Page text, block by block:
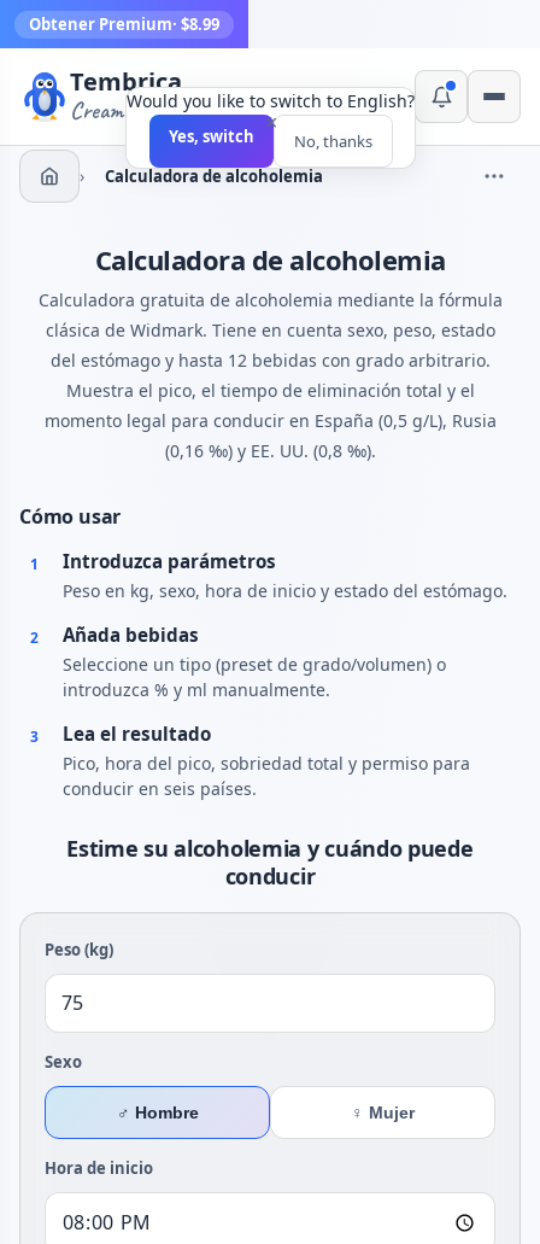
Obtener Premium· $8.99
Tembrica
Creamos herramientas
› Calculadora de alcoholemia
Calculadora de alcoholemia
Calculadora gratuita de alcoholemia mediante la fórmula
clásica de Widmark. Tiene en cuenta sexo, peso, estado
del estómago y hasta 12 bebidas con grado arbitrario.
Muestra el pico, el tiempo de eliminación total y el
momento legal para conducir en España (0,5 g/L), Rusia
(0,16 ‰) y EE. UU. (0,8 ‰).
Cómo usar
1 Introduzca parámetros
Peso en kg, sexo, hora de inicio y estado del estómago.
2 Añada bebidas
Seleccione un tipo (preset de grado/volumen) o
introduzca % y ml manualmente.
3 Lea el resultado
Pico, hora del pico, sobriedad total y permiso para
conducir en seis países.
Estime su alcoholemia y cuándo puede
conducir
Peso (kg)
Sexo
♂ Hombre ♀ Mujer
Hora de inicio
×
Would you like to switch to English?
Yes, switch No, thanks